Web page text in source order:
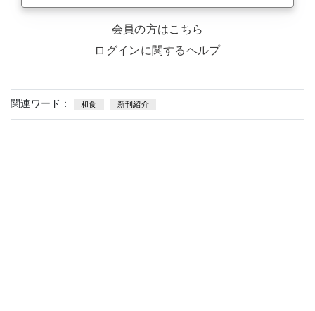
会員の方はこちら
ログインに関するヘルプ
関連ワード： 和食 新刊紹介